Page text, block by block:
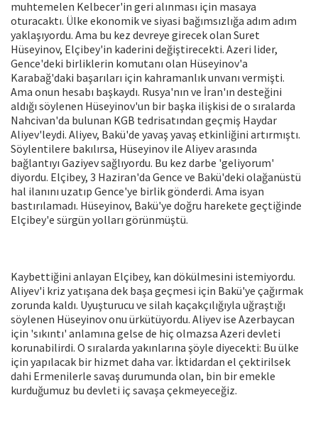
muhtemelen Kelbecer'in geri alınması için masaya
oturacaktı. Ülke ekonomik ve siyasi bağımsızlığa adım adım
yaklaşıyordu. Ama bu kez devreye girecek olan Suret
Hüseyinov, Elçibey'in kaderini değiştirecekti. Azeri lider,
Gence'deki birliklerin komutanı olan Hüseyinov'a
Karabağ'daki başarıları için kahramanlık unvanı vermişti.
Ama onun hesabı başkaydı. Rusya'nın ve İran'ın desteğini
aldığı söylenen Hüseyinov'un bir başka ilişkisi de o sıralarda
Nahcivan'da bulunan KGB tedrisatından geçmiş Haydar
Aliyev'leydi. Aliyev, Bakü'de yavaş yavaş etkinliğini artırmıştı.
Söylentilere bakılırsa, Hüseyinov ile Aliyev arasında
bağlantıyı Gaziyev sağlıyordu. Bu kez darbe 'geliyorum'
diyordu. Elçibey, 3 Haziran'da Gence ve Bakü'deki olağanüstü
hal ilanını uzatıp Gence'ye birlik gönderdi. Ama isyan
bastırılamadı. Hüseyinov, Bakü'ye doğru harekete geçtiğinde
Elçibey'e sürgün yolları görünmüştü.
Kaybettiğini anlayan Elçibey, kan dökülmesini istemiyordu.
Aliyev'i kriz yatışana dek başa geçmesi için Bakü'ye çağırmak
zorunda kaldı. Uyuşturucu ve silah kaçakçılığıyla uğraştığı
söylenen Hüseyinov onu ürkütüyordu. Aliyev ise Azerbaycan
için 'sıkıntı' anlamına gelse de hiç olmazsa Azeri devleti
korunabilirdi. O sıralarda yakınlarına şöyle diyecekti: Bu ülke
için yapılacak bir hizmet daha var. İktidardan el çektirilsek
dahi Ermenilerle savaş durumunda olan, bin bir emekle
kurduğumuz bu devleti iç savaşa çekmeyeceğiz.